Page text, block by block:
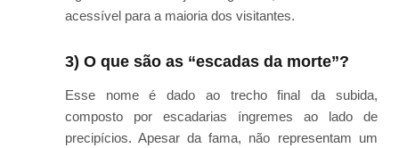
acessível para a maioria dos visitantes.
3) O que são as “escadas da morte”?
Esse nome é dado ao trecho final da subida,
composto por escadarias íngremes ao lado de
precipícios. Apesar da fama, não representam um